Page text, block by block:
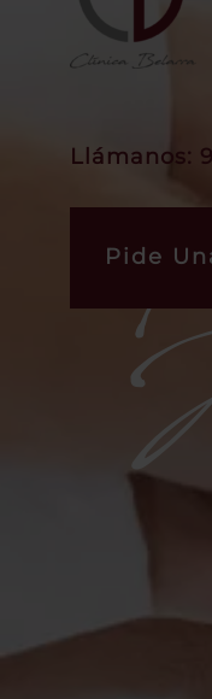
Llámanos:
Pide